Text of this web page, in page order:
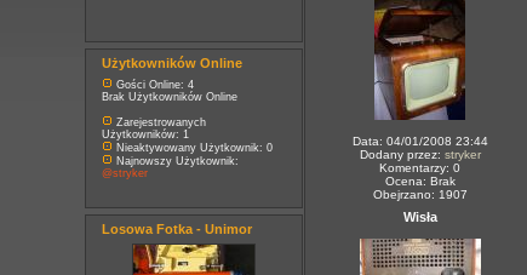
Użytkowników Online
Gości Online: 4
Brak Użytkowników Online
Zarejestrowanych
Użytkowników: 1
Nieaktywowany Użytkownik: 0
Najnowszy Użytkownik:
@stryker
Losowa Fotka - Unimor
Data: 04/01/2008 23:44
Dodany przez: stryker
Komentarzy: 0
Ocena: Brak
Obejrzano: 1907
Wisła